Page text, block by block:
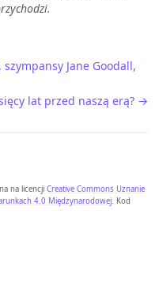
Jane Goodall,
lat przed naszą erą? →
na licencji Creative Commons Uznanie
4.0 Międzynarodowej. Kod